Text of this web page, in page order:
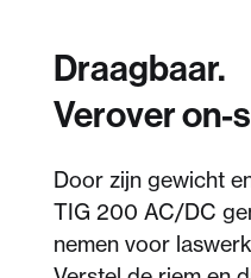
Draagbaar.
Verover on-
Door zijn gewicht
TIG 200 AC/DC
nemen voor